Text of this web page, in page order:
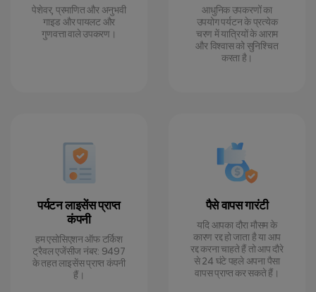
पेशेवर, प्रमाणित और अनुभवी
गाइड और पायलट और
गुणवत्ता वाले उपकरण।
आधुनिक उपकरणों का
उपयोग पर्यटन के प्रत्येक
चरण में यात्रियों के आराम
और विश्वास को सुनिश्चित
करता है।
पर्यटन लाइसेंस प्राप्त
कंपनी
हम एसोसिएशन ऑफ टर्किश
ट्रैवल एजेंसीज नंबर: 9497
के तहत लाइसेंस प्राप्त कंपनी
हैं।
पैसे वापस गारंटी
यदि आपका दौरा मौसम के
कारण रद्द हो जाता है या आप
रद्द करना चाहते हैं तो आप दौरे
से 24 घंटे पहले अपना पैसा
वापस प्राप्त कर सकते हैं।